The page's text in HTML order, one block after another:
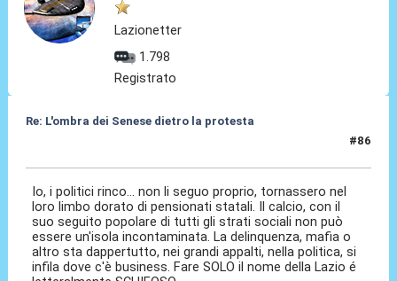
Lazionetter
1.798
Registrato
Re: L'ombra dei Senese dietro la protesta
#86
Io, i politici rinco... non li seguo proprio, tornassero nel
loro limbo dorato di pensionati statali. Il calcio, con il
suo seguito popolare di tutti gli strati sociali non può
essere un'isola incontaminata. La delinquenza, mafia o
altro sta dappertutto, nei grandi appalti, nella politica, si
infila dove c'è business. Fare SOLO il nome della Lazio é